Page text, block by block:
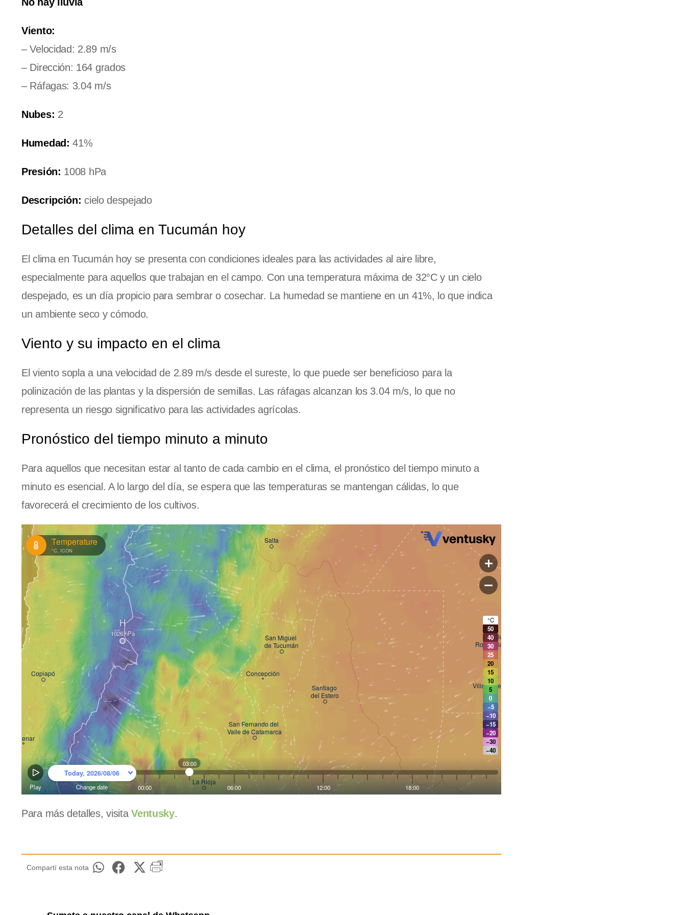
Viento:
– Velocidad: 2.89 m/s
– Dirección: 164 grados
– Ráfagas: 3.04 m/s
Nubes: 2
Humedad: 41%
Presión: 1008 hPa
Descripción: cielo despejado
Detalles del clima en Tucumán hoy
El clima en Tucumán hoy se presenta con condiciones ideales para las actividades al aire libre,
especialmente para aquellos que trabajan en el campo. Con una temperatura máxima de 32°C y un cielo
despejado, es un día propicio para sembrar o cosechar. La humedad se mantiene en un 41%, lo que indica
un ambiente seco y cómodo.
Viento y su impacto en el clima
El viento sopla a una velocidad de 2.89 m/s desde el sureste, lo que puede ser beneficioso para la
polinización de las plantas y la dispersión de semillas. Las ráfagas alcanzan los 3.04 m/s, lo que no
representa un riesgo significativo para las actividades agrícolas.
Pronóstico del tiempo minuto a minuto
Para aquellos que necesitan estar al tanto de cada cambio en el clima, el pronóstico del tiempo minuto a
minuto es esencial. A lo largo del día, se espera que las temperaturas se mantengan cálidas, lo que
favorecerá el crecimiento de los cultivos.
Para más detalles, visitaVentusky.
Compartí esta nota